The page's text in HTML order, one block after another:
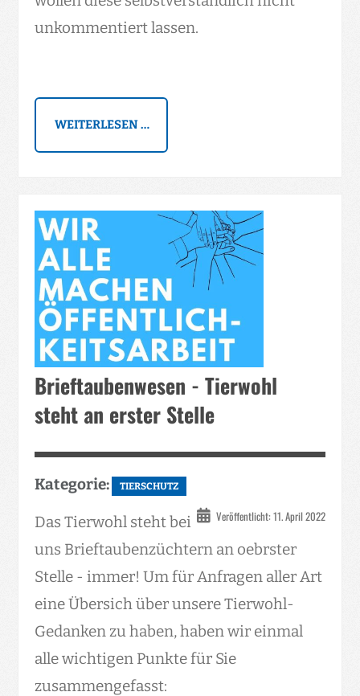
unkommentiert lassen.
WEITERLESEN …
Brieftaubenwesen - Tierwohl
steht an erster Stelle
Kategorie: TIERSCHUTZ
Veröffentlicht: 11. April 2022
Das Tierwohl steht bei
uns Brieftaubenzüchtern an oebrster
Stelle - immer! Um für Anfragen aller Art
eine Übersich über unsere Tierwohl-
Gedanken zu haben, haben wir einmal
alle wichtigen Punkte für Sie
zusammengefasst: